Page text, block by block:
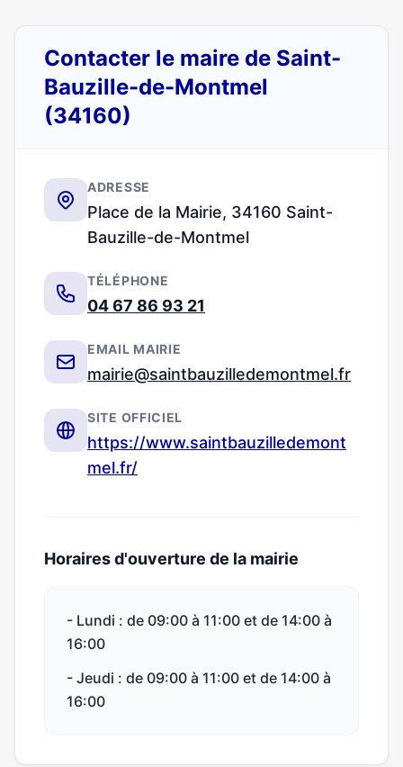
Contacter le maire de Saint-
Bauzille-de-Montmel
(34160)
ADRESSE
Place de la Mairie, 34160 Saint-
Bauzille-de-Montmel
TÉLÉPHONE
04 67 86 93 21
EMAIL MAIRIE
mairie@saintbauzilledemontmel.fr
SITE OFFICIEL
https://www.saintbauzilledemont
mel.fr/
Horaires d'ouverture de la mairie
- Lundi : de 09:00 à 11:00 et de 14:00 à
16:00
- Jeudi : de 09:00 à 11:00 et de 14:00 à
16:00